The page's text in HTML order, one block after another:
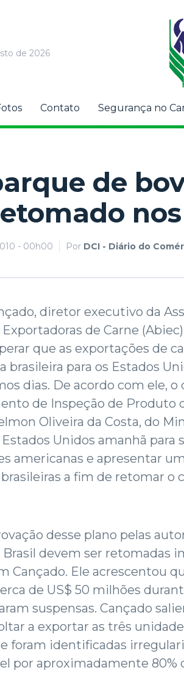
de 2026
Contato Segurança no
de
- 00h00 Por DCI - Diário do
diretor executivo da
de Carne
que as exportações de
brasileira para os Estados
dias. De acordo com ele,
de Inspeção de Produto
Oliveira da Costa, do
Estados Unidos amanhã para
americanas e apresentar
a fim de retomar o
desse plano pelas
Brasil devem ser retomadas
Cançado. Ele acrescentou
de US$ 50 milhões
suspensas. Cançado
a exportar as três
foram identificadas
por aproximadamente 80%